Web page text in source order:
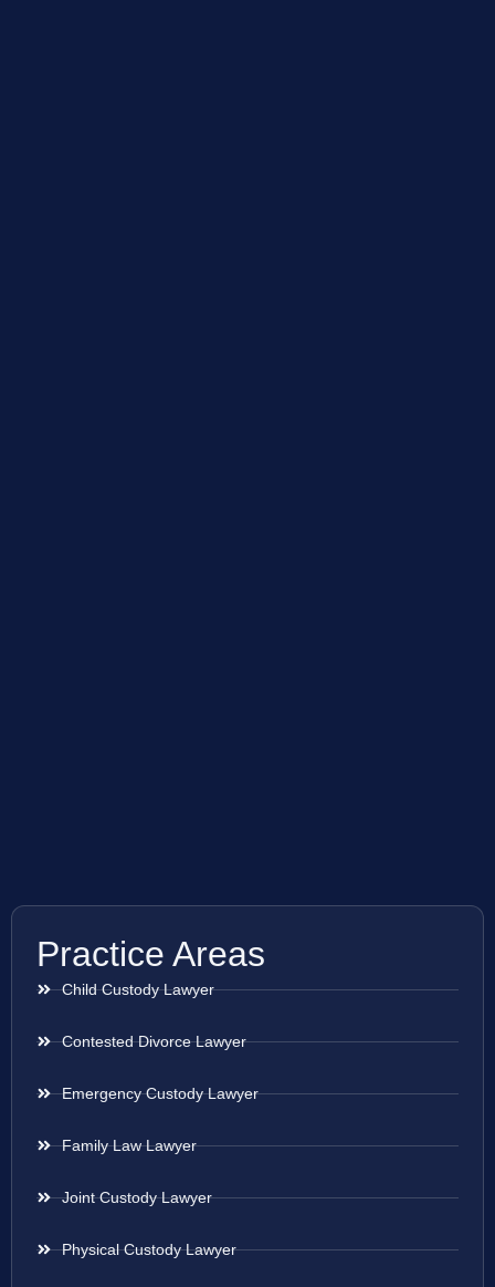
Practice Areas
Child Custody Lawyer
Contested Divorce Lawyer
Emergency Custody Lawyer
Family Law Lawyer
Joint Custody Lawyer
Physical Custody Lawyer